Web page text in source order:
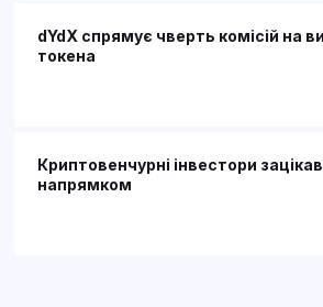
dYdX спрямує чверть комісій на
токена
Криптовенчурні інвестори
напрямком